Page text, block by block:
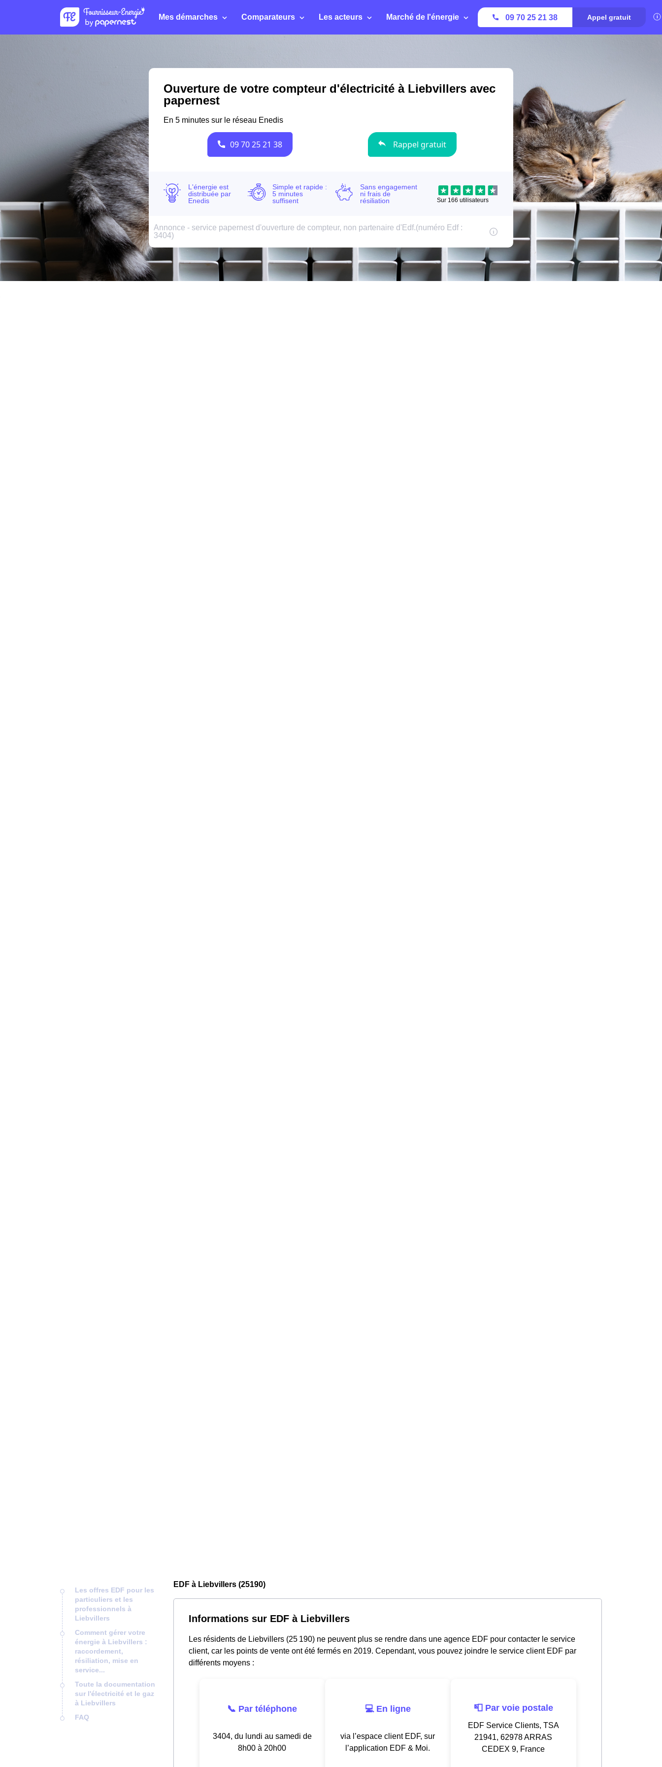
Mes démarches Comparateurs Les acteurs Marché de l'énergie 09 70 25 21 38 Appel gratuit
Les offres EDF pour les
particuliers et les
professionnels à
Liebvillers
Comment gérer votre
énergie à Liebvillers :
raccordement,
résiliation, mise en
service...
Toute la documentation
sur l'électricité et le gaz
à Liebvillers
FAQ
EDF à Liebvillers (25190)
Informations sur EDF à Liebvillers
Les résidents de Liebvillers (25 190) ne peuvent plus se rendre dans une agence EDF pour contacter le service
client, car les points de vente ont été fermés en 2019. Cependant, vous pouvez joindre le service client EDF par
différents moyens :
📞 Par téléphone
3404, du lundi au samedi de
8h00 à 20h00
💻 En ligne
via l’espace client EDF, sur
l’application EDF & Moi.
📮 Par voie postale
EDF Service Clients, TSA
21941, 62978 ARRAS
CEDEX 9, France